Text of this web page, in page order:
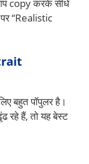
copy करके सीधे
“Realistic
बहुत पॉपुलर है।
रहे हैं, तो यह बेस्ट